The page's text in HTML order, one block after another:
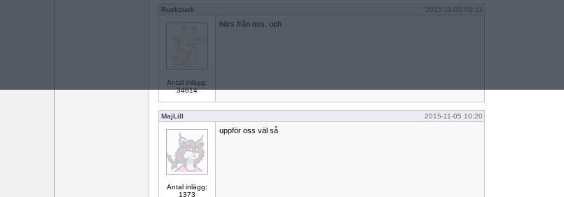
Ruckzuck 2015-11-05 09:11
Antal inlägg:
34614
hörs från oss, och
MajLill 2015-11-05 10:20
Antal inlägg:
1373
uppför oss väl så